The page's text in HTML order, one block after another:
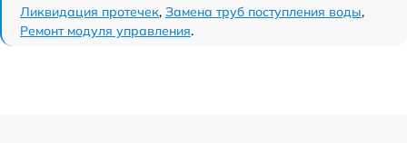
Ликвидация протечек, Замена труб поступления воды,
Ремонт модуля управления.